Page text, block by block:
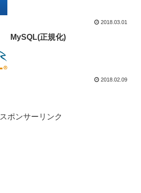
2018.03.01
MySQL(正規化)
2018.02.09
スポンサーリンク